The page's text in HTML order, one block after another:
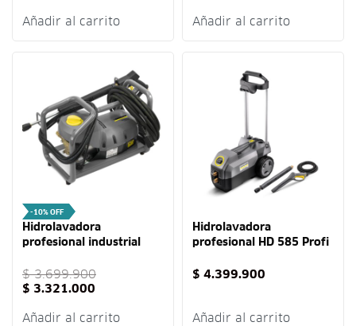
Añadir al carrito
Añadir al carrito
-10% OFF
Hidrolavadora
profesional industrial
Karcher
$3.699.900
$ 3.321.000
Añadir al carrito
Hidrolavadora
profesional HD 585 Profi
$ 4.399.900
Añadir al carrito